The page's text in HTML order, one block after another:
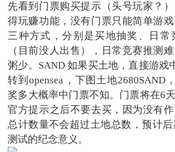
先看到门票购买提示（头号玩家？
得玩赚功能，没有门票只能简单游
三种方式，分别是买地抽奖、日常
（目前没人出售），日常竞赛推测
粥少。SAND 如果买土地，直接游戏
转到opensea，下图土地2680SAND
奖多大概率中门票不知。门票将在6
官方提示之后不要去买，因为没有
总计数量不会超过土地总数，预计
测试的纪念意义。